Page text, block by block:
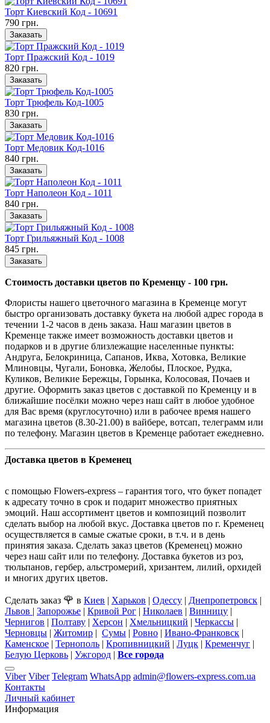
Торт Киевский Код - 10691
790 грн.
Заказать
Торт Пражский Код - 1019
820 грн.
Заказать
Торт Трюфель Код-1005
830 грн.
Заказать
Торт Медовик Код-1016
840 грн.
Заказать
Торт Наполеон Код - 1011
840 грн.
Заказать
Торт Грильяжный Код - 1008
845 грн.
Заказать
Стоимость доставки цветов по Кременцу - 100 грн.
Флористы нашего цветочного магазина в Кременце могут
быстро организовать доставку букета на любой адрес города в
течении 1-2 часов в день заказа. Наш магазин цветов в
Кременце также имеет возможность доставки цветов и
подарков и в другие близлежащие населенные пункты:
Андруга, Белокриница, Сапанов, Иква, Хотовка, Великие
Млиновцы, Чугали, Боновка, Желобы, Плоское, Рудка,
Куликов, Великие Бережцы, Горынка, Колосовая, Почаев и
другие. Оформить заказ цветов с доставкой по Кременцу и в
ближайшие посёлки можно через наш сайт в любое удобное
для Вас время (круглосуточно) или в рабочее время нашего
магазина цветов (8.30-21.00) в вайбере, вотсап, телеграмм или
по телефону. Магазин цветов в Кременце работает ежедневно.
Доставка цветов в Кременец
с помощью Flowers-express – гарантия того, что букет попадет
к адресату точно в срок и подарит множество приятных
эмоций. Наш ассортимент цветов и композиций позволит
сделать выбор на любой вкус. Доставка цветов по г. Кременец
осуществляется в самые сжатые сроки, в т.ч. и в день
принятия заказа. Сделать заказ цветов (Кременец) можно
через наш сайт или по телефону. Доставка букетов из роз,
тюльпанов, гербер, альстромерий, хризантем, лилий, орхидей
и многих других цветов.
Сделать заказ 🌹 в Киев | Харьков | Одессу | Днепропетровск |
Львов | Запорожье | Кривой Рог | Николаев | Винницу |
Чернигов | Полтаву | Херсон | Хмельницкий | Черкассы |
Черновцы | Житомир | Сумы | Ровно | Ивано-Франковск |
Каменское | Тернополь | Кропивницкий | Луцк | Кременчуг |
Белую Церковь | Ужгород | Все города
Viber Viber Telegram WhatsApp admin@flowers-express.com.ua
Контакты
Личный кабинет
Информация